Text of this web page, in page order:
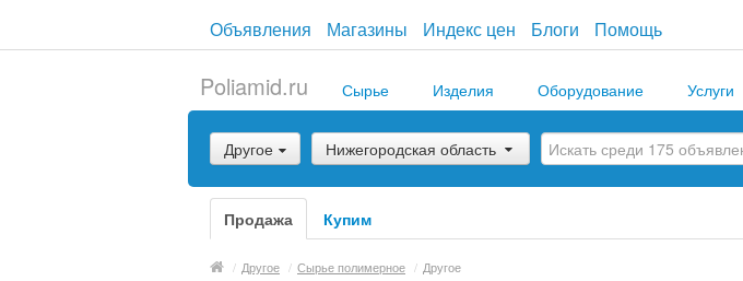
Объявления Магазины Индекс цен Блоги Помощь
Poliamid.ru Сырье Изделия Оборудование Услуги
Другое Нижегородская область
Продажа Купим
/ Другое / Сырье полимерное / Другое